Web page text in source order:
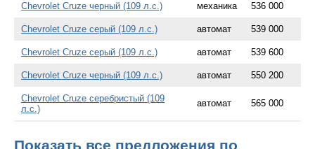
Chevrolet Cruze черный (109 л.с.) механика 536 000
Chevrolet Cruze серый (109 л.с.) автомат 539 000
Chevrolet Cruze серый (109 л.с.) автомат 539 600
Chevrolet Cruze черный (109 л.с.) автомат 550 200
Chevrolet Cruze серебристый (109
л.с.)
автомат 565 000
Показать все предложения по